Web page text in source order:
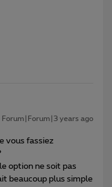
Forum|Forum|3 years ago
vous fassiez
option ne soit pas
beaucoup plus simple